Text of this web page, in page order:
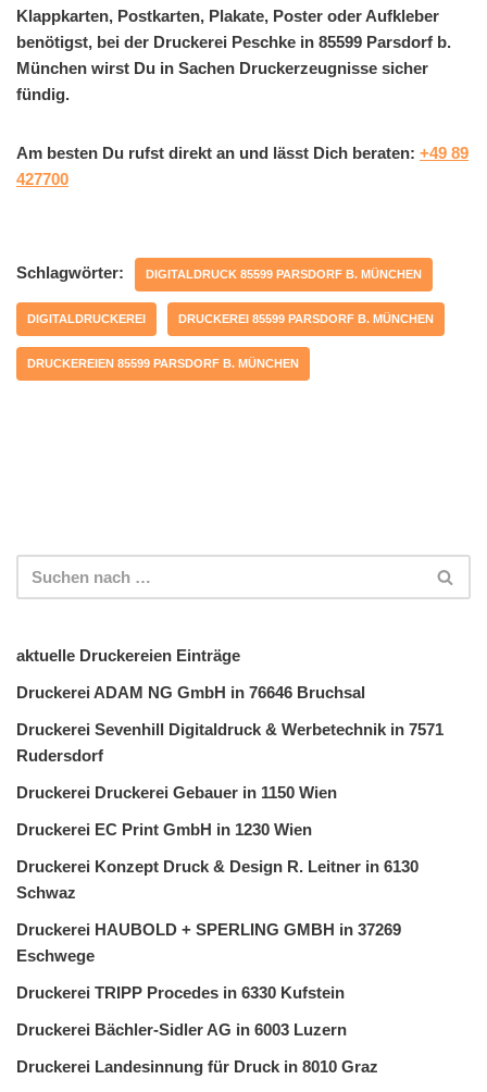
Klappkarten, Postkarten, Plakate, Poster oder Aufkleber
benötigst, bei der Druckerei Peschke in 85599 Parsdorf b.
München wirst Du in Sachen Druckerzeugnisse sicher
fündig.
Am besten Du rufst direkt an und lässt Dich beraten: +49 89
427700
Schlagwörter: DIGITALDRUCK 85599 PARSDORF B. MÜNCHEN
DIGITALDRUCKEREI DRUCKEREI 85599 PARSDORF B. MÜNCHEN
DRUCKEREIEN 85599 PARSDORF B. MÜNCHEN
aktuelle Druckereien Einträge
Druckerei ADAM NG GmbH in 76646 Bruchsal
Druckerei Sevenhill Digitaldruck & Werbetechnik in 7571
Rudersdorf
Druckerei Druckerei Gebauer in 1150 Wien
Druckerei EC Print GmbH in 1230 Wien
Druckerei Konzept Druck & Design R. Leitner in 6130
Schwaz
Druckerei HAUBOLD + SPERLING GMBH in 37269
Eschwege
Druckerei TRIPP Procedes in 6330 Kufstein
Druckerei Bächler-Sidler AG in 6003 Luzern
Druckerei Landesinnung für Druck in 8010 Graz